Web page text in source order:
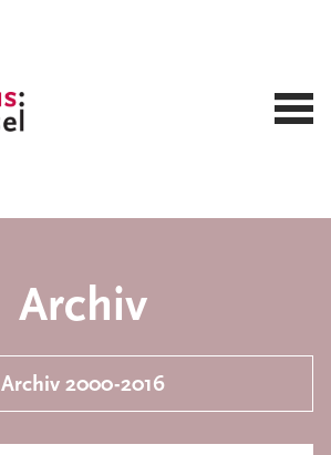
Archiv
Archiv 2000-2016